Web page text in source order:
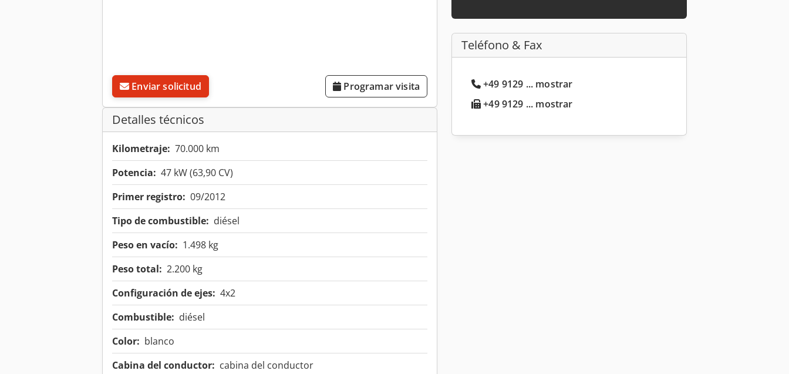
Enviar solicitud Programar visita
Detalles técnicos
Kilometraje: 70.000 km
Potencia: 47 kW (63,90 CV)
Primer registro: 09/2012
Tipo de combustible: diésel
Peso en vacío: 1.498 kg
Peso total: 2.200 kg
Configuración de ejes: 4x2
Combustible: diésel
Color: blanco
Cabina del conductor: cabina del conductor
Teléfono & Fax
+49 9129 ... mostrar
+49 9129 ... mostrar